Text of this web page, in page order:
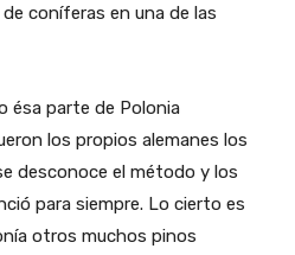
coníferas en una de las
ésa parte de Polonia
los propios alemanes los
desconoce el método y los
para siempre. Lo cierto es
otros muchos pinos